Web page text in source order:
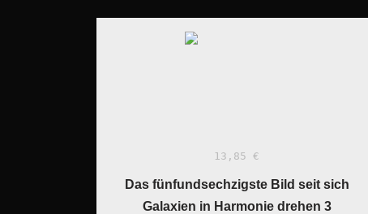
13,85 €
Das fünfundsechzigste Bild seit sich
Galaxien in Harmonie drehen 3